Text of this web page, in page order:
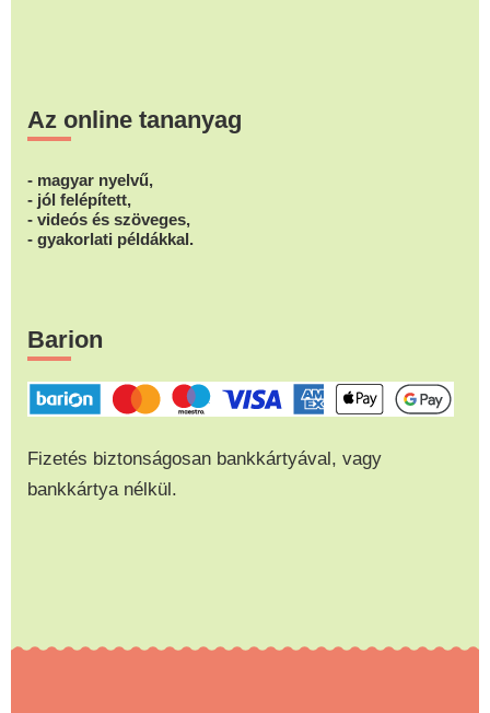
Az online tananyag
- magyar nyelvű,
- jól felépített,
- videós és szöveges,
- gyakorlati példákkal.
Barion
Fizetés biztonságosan bankkártyával, vagy
bankkártya nélkül.